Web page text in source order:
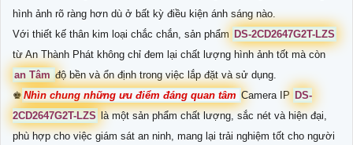
hình ảnh rõ ràng hơn dù ở bất kỳ điều kiện ánh sáng nào.
Với thiết kế thân kim loại chắc chắn, sản phẩm DS-2CD2647G2T-LZS
từ An Thành Phát không chỉ đem lại chất lượng hình ảnh tốt mà còn
an Tâm độ bền và ổn định trong việc lắp đặt và sử dụng.
♚ Nhìn chung những ưu điểm đáng quan tâm Camera IP DS-
2CD2647G2T-LZS là một sản phẩm chất lượng, sắc nét và hiện đại,
phù hợp cho việc giám sát an ninh, mang lại trải nghiệm tốt cho người